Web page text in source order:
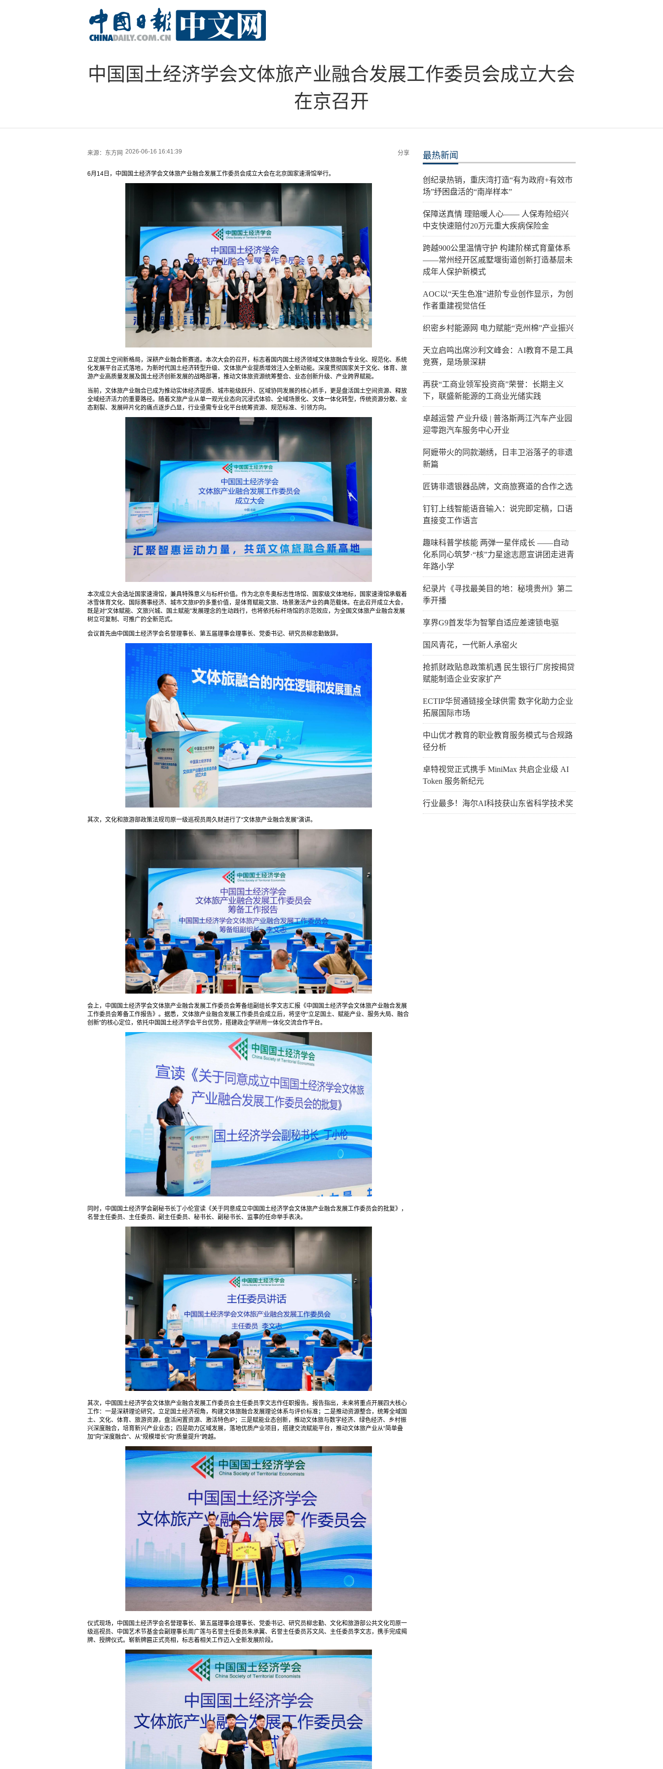
中国国土经济学会文体旅产业融合发展工作委员会成立大会
在京召开
来源： 东方网 2026-06-16 16:41:39 分享
6月14日，中国国土经济学会文体旅产业融合发展工作委员会成立大会在北京国家速滑馆举行。
立足国土空间新格局，深耕产业融合新赛道。本次大会的召开，标志着国内国土经济领域文体旅融合专业化、规范化、系统
化发展平台正式落地，为新时代国土经济转型升级、文体旅产业提质增效注入全新动能。深度贯彻国家关于文化、体育、旅
游产业高质量发展及国土经济创新发展的战略部署，推动文体旅资源统筹整合、业态创新升级、产业跨界赋能。
当前，文体旅产业融合已成为推动实体经济提质、城市能级跃升、区域协同发展的核心抓手，更是盘活国土空间资源、释放
全域经济活力的重要路径。随着文旅产业从单一观光业态向沉浸式体验、全域场景化、文体一体化转型，传统资源分散、业
态割裂、发展碎片化的痛点逐步凸显，行业亟需专业化平台统筹资源、规范标准、引领方向。
本次成立大会选址国家速滑馆，兼具特殊意义与标杆价值。作为北京冬奥标志性场馆、国家级文体地标，国家速滑馆承载着
冰雪体育文化、国际赛事经济、城市文旅IP的多重价值，是体育赋能文旅、场景激活产业的典范载体。在此召开成立大会，
既是对“文体赋能、文旅兴城、国土赋能”发展理念的生动践行，也将依托标杆场馆的示范效应，为全国文体旅产业融合发展
树立可复制、可推广的全新范式。
会议首先由中国国土经济学会名誉理事长、第五届理事会理事长、党委书记、研究员柳忠勤致辞。
其次，文化和旅游部政策法规司原一级巡视员周久财进行了“文体旅产业融合发展”演讲。
会上，中国国土经济学会文体旅产业融合发展工作委员会筹备组副组长李文志汇报《中国国土经济学会文体旅产业融合发展
工作委员会筹备工作报告》。据悉，文体旅产业融合发展工作委员会成立后，将坚守“立足国土、赋能产业、服务大局、融合
创新”的核心定位，依托中国国土经济学会平台优势，搭建政企学研用一体化交流合作平台。
同时，中国国土经济学会副秘书长丁小伦宣读《关于同意成立中国国土经济学会文体旅产业融合发展工作委员会的批复》，
名誉主任委员、主任委员、副主任委员、秘书长、副秘书长、监事的任命举手表决。
其次，中国国土经济学会文体旅产业融合发展工作委员会主任委员李文志作任职报告。报告指出，未来将重点开展四大核心
工作：一是深耕理论研究，立足国土经济视角，构建文体旅融合发展理论体系与评价标准；二是推动资源整合，统筹全域国
土、文化、体育、旅游资源，盘活闲置资源、激活特色IP；三是赋能业态创新，推动文体旅与数字经济、绿色经济、乡村振
兴深度融合，培育新兴产业业态；四是助力区域发展，落地优质产业项目，搭建交流赋能平台，推动文体旅产业从“简单叠
加”向“深度融合”、从“规模增长”向“质量提升”跨越。
仪式现场，中国国土经济学会名誉理事长、第五届理事会理事长、党委书记、研究员柳忠勤、文化和旅游部公共文化司原一
级巡视员、中国艺术节基金会副理事长周广莲与名誉主任委员朱承翼、名誉主任委员苏文风、主任委员李文志，携手完成揭
牌、授牌仪式。崭新牌匾正式亮相，标志着相关工作迈入全新发展阶段。
最热新闻
创纪录热销，重庆湾打造“有为政府+有效市
场”纾困盘活的“南岸样本”
保障送真情 理赔暖人心—— 人保寿险绍兴
中支快速赔付20万元重大疾病保险金
跨越900公里温情守护 构建阶梯式育童体系
——常州经开区戚墅堰街道创新打造基层未
成年人保护新模式
AOC以“天生色准”进阶专业创作显示，为创
作者重建视觉信任
织密乡村能源网 电力赋能“克州棉”产业振兴
天立启鸣出席沙利文峰会：AI教育不是工具
竞赛，是场景深耕
再获“工商业领军投资商”荣誉：长期主义
下，联盛新能源的工商业光储实践
卓越运营 产业升级 | 普洛斯两江汽车产业园
迎零跑汽车服务中心开业
阿嬷带火的同款潮绣，日丰卫浴落子的非遗
新篇
匠铸非遗银器品牌，文商旅赛道的合作之选
钉钉上线智能语音输入：说完即定稿，口语
直接变工作语言
趣味科普学核能 两弹一星伴成长 ——自动
化系同心筑梦·“核”力星途志愿宣讲团走进青
年路小学
纪录片《寻找最美目的地：秘境贵州》第二
季开播
享界G9首发华为智擎自适应差速锁电驱
国风青花，一代新人承窑火
抢抓财政贴息政策机遇 民生银行厂房按揭贷
赋能制造企业安家扩产
ECTIP华贸通链接全球供需 数字化助力企业
拓展国际市场
中山优才教育的职业教育服务模式与合规路
径分析
卓特视觉正式携手 MiniMax 共启企业级 AI
Token 服务新纪元
行业最多！海尔AI科技获山东省科学技术奖